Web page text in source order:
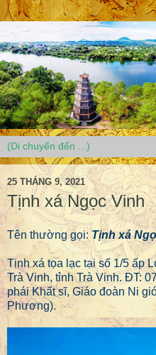
25 THÁNG 9, 2021
Tịnh xá Ngọc Vinh
Tên thường gọi:Tịnh xá
Tịnh xá tọa lạc tại số 1/5 ấp
Trà Vinh, tỉnh Trà Vinh. ĐT:
phái Khất sĩ, Giáo đoàn Ni
Phương).